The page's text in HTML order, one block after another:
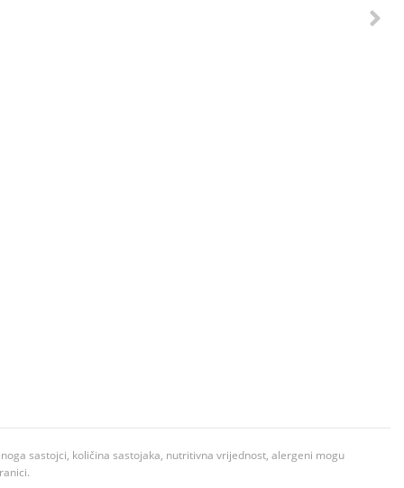
sastojci, količina sastojaka, nutritivna vrijednost, alergeni mogu